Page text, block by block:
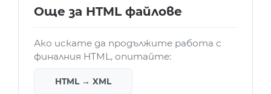
Още за HTML файлове
Ако искате да продължите работа с
финалния HTML, опитайте:
HTML → XML